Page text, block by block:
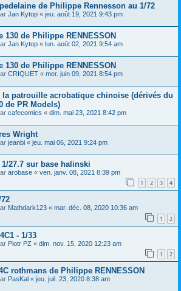
de Philippe Rennesson au 1/72
Jan Kytop « jeu. août 19, 2021 9:43 pm
130 de Philippe RENNESSON
Jan Kytop « lun. août 02, 2021 9:54 am
130 de Philippe RENNESSON
CRIQUET « mer. juin 09, 2021 8:54 pm
la patrouille acrobatique chinoise (dérivés du
de PR Models)
cafecomics « dim. mai 23, 2021 8:42 pm
Wright
jeanbi « jeu. mai 06, 2021 9:24 pm
1/27.7 sur base halinski
arobase « ven. janv. 08, 2021 8:39 pm
1 2 3 4
Mathdark123 « mar. déc. 08, 2020 10:36 am
1 2
- 1/33
Piotr PZ « dim. nov. 15, 2020 12:23 am
1 2
rothmans de Philippe RENNESSON
PasKal « jeu. juil. 23, 2020 8:38 am